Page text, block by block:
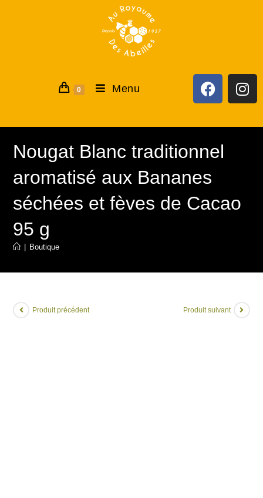
0 Menu
Nougat Blanc traditionnel
aromatisé aux Bananes
séchées et fèves de Cacao
95 g
Boutique
Produit précédent Produit suivant